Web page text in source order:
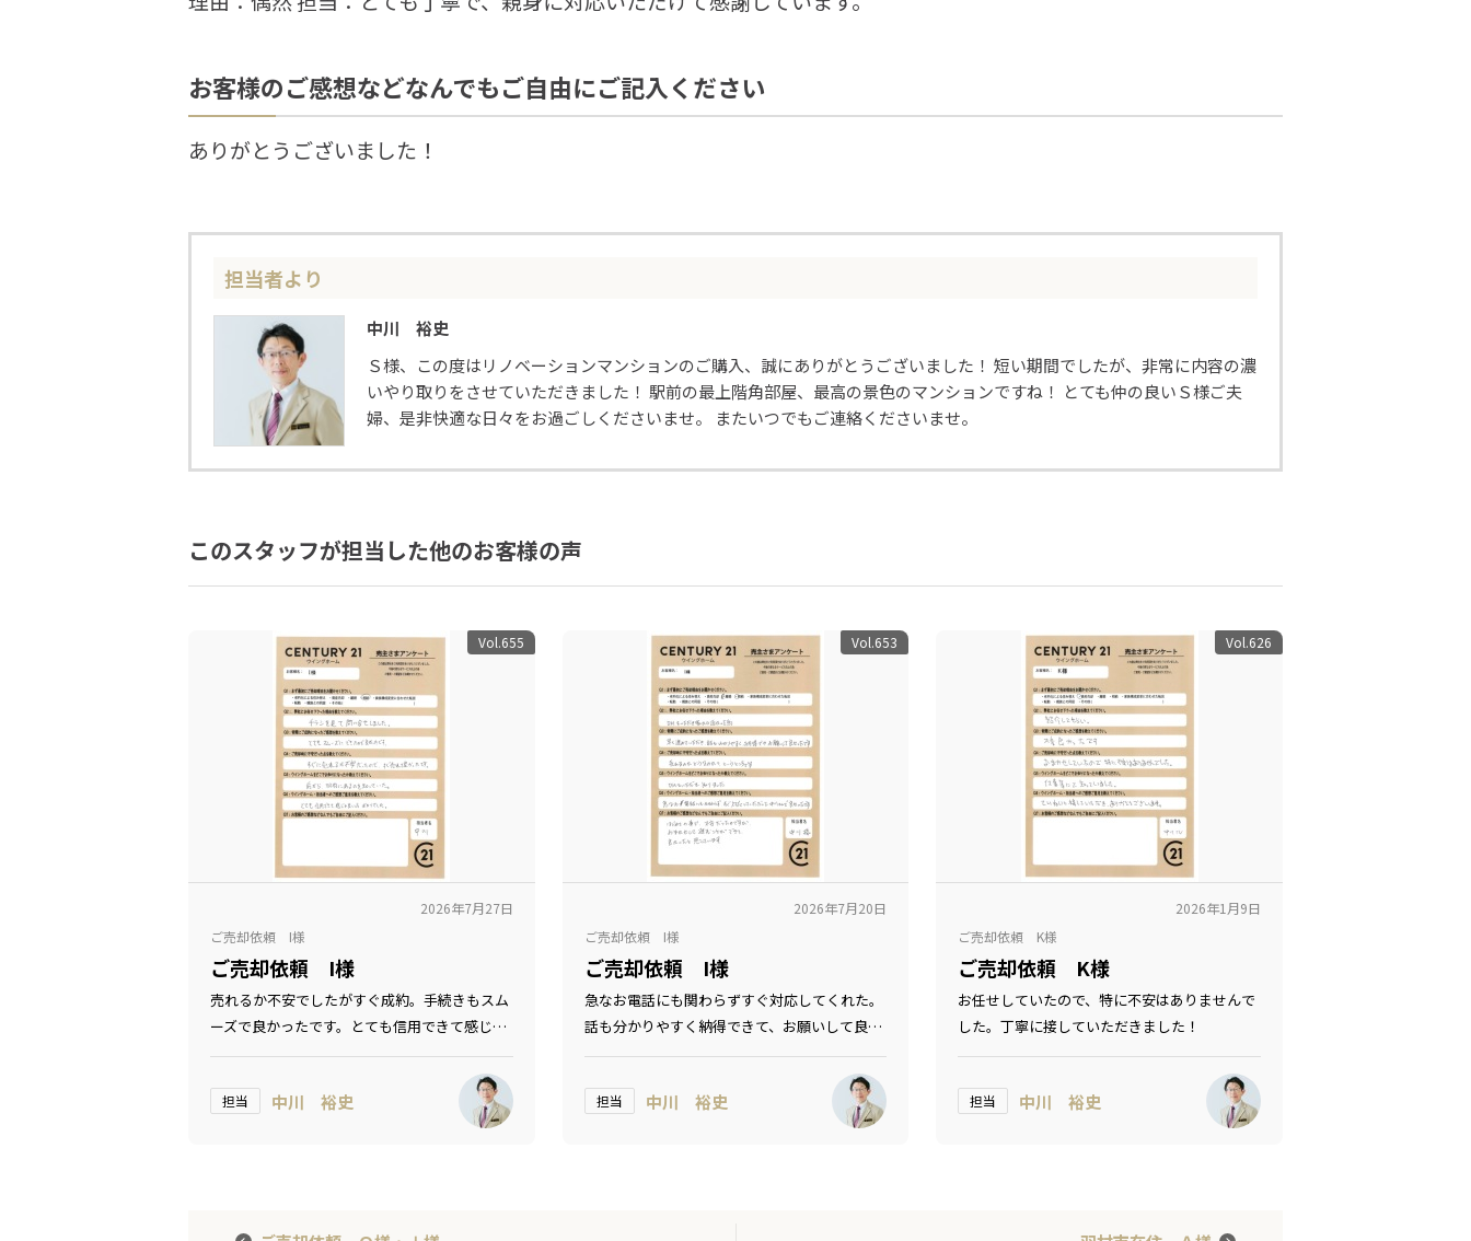
お客様のご感想などなんでもご自由にご記入ください
ありがとうございました！
担当者より
中川 裕史
Ｓ様、この度はリノベーションマンションのご購入、誠にありがとうございました！ 短い期間でしたが、非常に内容の濃
いやり取りをさせていただきました！ 駅前の最上階角部屋、最高の景色のマンションですね！ とても仲の良いＳ様ご夫
婦、是非快適な日々をお過ごしくださいませ。 またいつでもご連絡くださいませ。
このスタッフが担当した他のお客様の声
Vol.655
2026年7月27日
ご売却依頼 I様
ご売却依頼 I様
売れるか不安でしたがすぐ成約。手続きもスム
ーズで良かったです。とても信用できて感じの
良い方ばかりでした。
担当 中川 裕史
Vol.653
2026年7月20日
ご売却依頼 I様
ご売却依頼 I様
急なお電話にも関わらずすぐ対応してくれた。
話も分かりやすく納得できて、お願いして良か
ったです！
担当 中川 裕史
Vol.626
2026年1月9日
ご売却依頼 K様
ご売却依頼 K様
お任せしていたので、特に不安はありませんで
した。丁寧に接していただきました！
担当 中川 裕史